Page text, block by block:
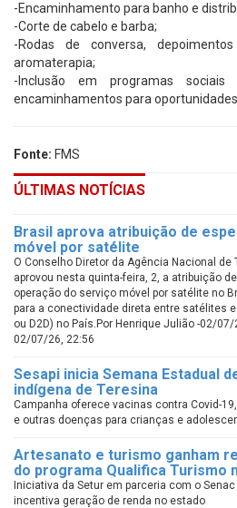
-Encaminhamento para banho e
-Corte de cabelo e barba;
-Rodas de conversa,
aromaterapia;
-Inclusão em programas
encaminhamentos para
Fonte: FMS
ÚLTIMAS NOTÍCIAS
Brasil aprova atribuição de
móvel por satélite
O Conselho Diretor da Agência Nacional
aprovou nesta quinta-feira, 2, a atribuição
operação do serviço móvel por satélite no
para a conectividade direta entre satélites
ou D2D) no País.Por Henrique Julião -02/
02/07/26, 22:56
Sesapi inicia Semana Estadual
indígena de Teresina
Campanha oferece vacinas contra Covid-
e outras doenças para crianças e
Artesanato e turismo ganham
do programa Qualifica Turismo
Iniciativa da Setur em parceria com o
incentiva geração de renda no estado